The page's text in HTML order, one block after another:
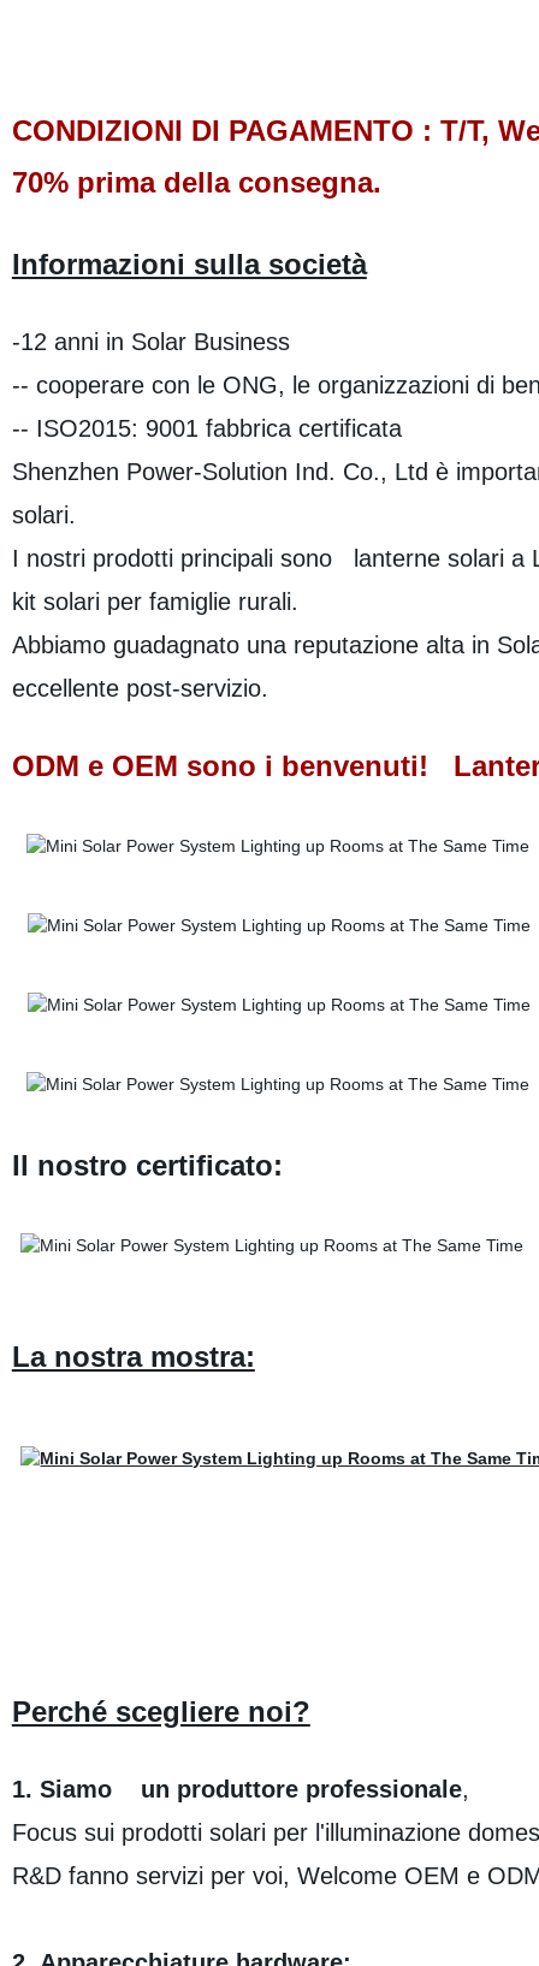
CONDIZIONI DI PAGAMENTO : T/T,
70% prima della consegna.
Informazioni sulla società
-12 anni in Solar Business
-- cooperare con le ONG, le organizzazioni di
-- ISO2015: 9001 fabbrica certificata
Shenzhen Power-Solution Ind. Co., Ltd è
solari.
I nostri prodotti principali sono lanterne solari a
kit solari per famiglie rurali.
Abbiamo guadagnato una reputazione alta in
eccellente post-servizio.
ODM e OEM sono i benvenuti!
Il nostro certificato:
La nostra mostra:
Perché scegliere noi?
1. Siamo un produttore professionale,
Focus sui prodotti solari per l'illuminazione
R&D fanno servizi per voi, Welcome OEM e